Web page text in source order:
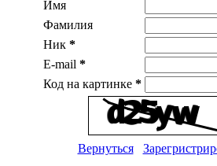
Имя
Фамилия
Ник *
E-mail *
Код на картинке *
Вернуться